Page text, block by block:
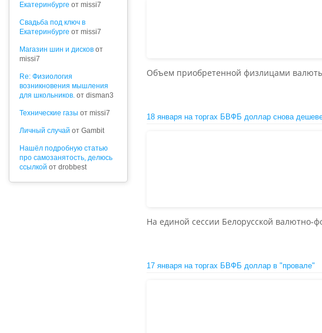
Екатеринбурге от missi7
Cвадьба под ключ в
Екатеринбурге от missi7
Магазин шин и дисков от
missi7
Re: Физиология
возникновения мышления
для школьников. от disman3
Технические газы от missi7
Личный случай от Gambit
Нашёл подробную статью
про самозанятость, делюсь
ссылкой от drobbest
Объем приобретенной физлицами
18 января на торгах БВФБ доллар снова
На единой сессии Белорусской валютно-
17 января на торгах БВФБ доллар в "провале"